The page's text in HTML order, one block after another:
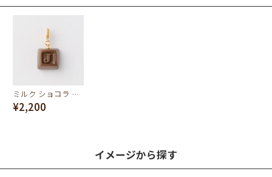
ミルク ショコラ イニシャル チャーム/J
¥2,200
イメージから探す